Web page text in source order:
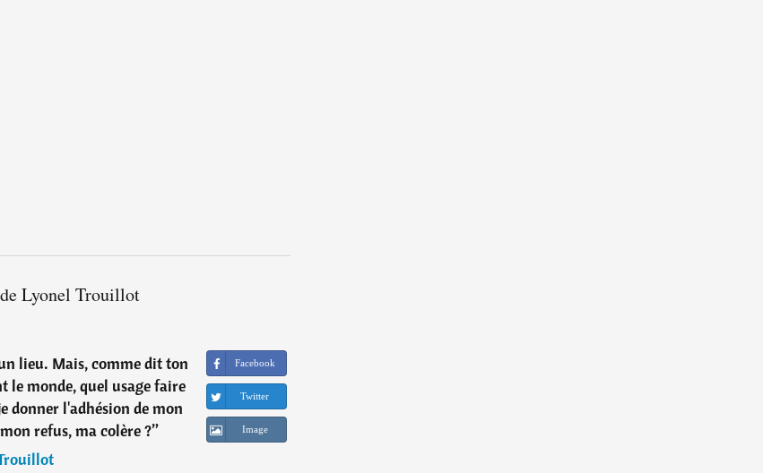
Lyonel Trouillot
lieu. Mais, comme dit ton
le monde, quel usage faire
donner l'adhésion de mon
refus, ma colère ?”
Facebook
Twitter
Image